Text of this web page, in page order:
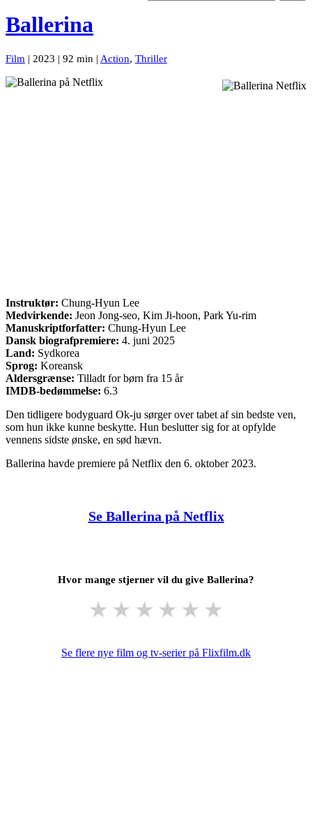
Ballerina
Film | 2023 | 92 min | Action, Thriller
Instruktør: Chung-Hyun Lee
Medvirkende: Jeon Jong-seo, Kim Ji-hoon, Park Yu-rim
Manuskriptforfatter: Chung-Hyun Lee
Dansk biografpremiere: 4. juni 2025
Land: Sydkorea
Sprog: Koreansk
Aldersgrænse: Tilladt for børn fra 15 år
IMDB-bedømmelse: 6.3
Den tidligere bodyguard Ok-ju sørger over tabet af sin bedste ven,
som hun ikke kunne beskytte. Hun beslutter sig for at opfylde
vennens sidste ønske, en sød hævn.
Ballerina havde premiere på Netflix den 6. oktober 2023.
Se Ballerina på Netflix
Hvor mange stjerner vil du give Ballerina?
★ ★ ★ ★ ★ ★
Se flere nye film og tv-serier på Flixfilm.dk